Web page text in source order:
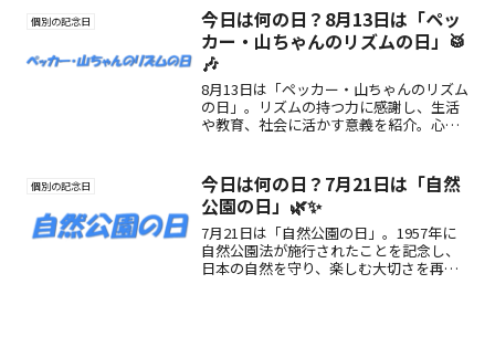
紹介！
個別の記念日
今日は何の日？8月13日は「ペッ
カー・山ちゃんのリズムの日」🥁
🎶
8月13日は「ペッカー・山ちゃんのリズム
の日」。リズムの持つ力に感謝し、生活
や教育、社会に活かす意義を紹介。心が
個別の記念日
今日は何の日？7月21日は「自然
公園の日」🌿✨
7月21日は「自然公園の日」。1957年に
自然公園法が施行されたことを記念し、
日本の自然を守り、楽しむ大切さを再確